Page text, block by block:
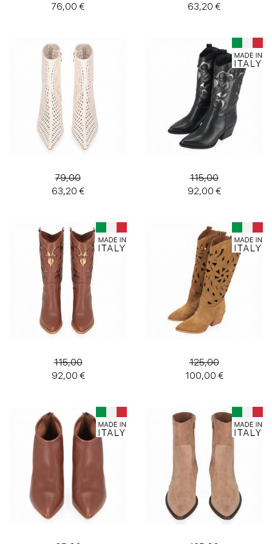
76,00 €
63,20 €
79,00
63,20 €
115,00
92,00 €
115,00
92,00 €
125,00
100,00 €
bottes
Bottes
et
bottines
Texans
tronchetto
taille
Couleur